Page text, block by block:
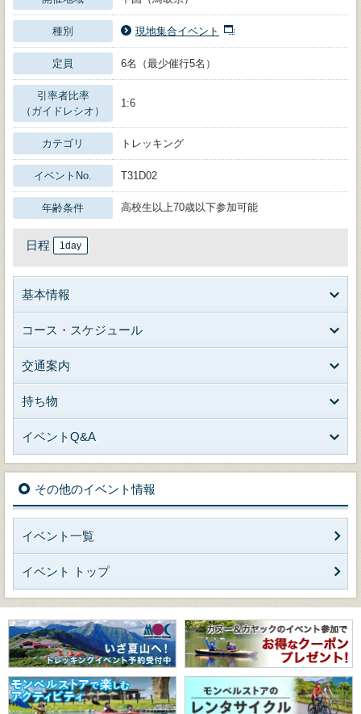
種別 現地集合イベント
定員 6名（最少催行5名）
引率者比率
（ガイドレシオ）
1:6
カテゴリ トレッキング
イベントNo. T31D02
年齢条件 高校生以上70歳以下参加可能
日程 1day
基本情報
コース・スケジュール
交通案内
持ち物
イベントQ&A
その他のイベント情報
イベント一覧
イベント トップ